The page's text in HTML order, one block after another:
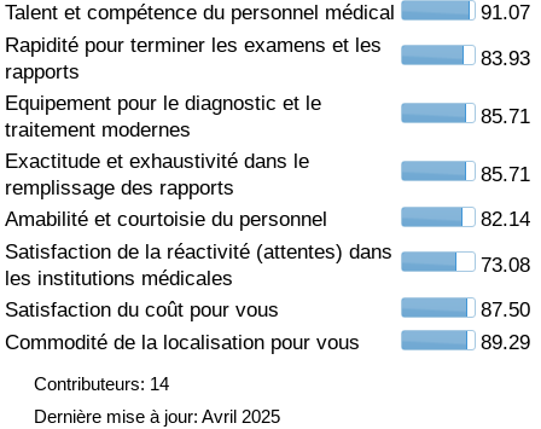
Talent et compétence du personnel médical
91.07
Rapidité pour terminer les examens et les
rapports
83.93
Equipement pour le diagnostic et le
traitement modernes
85.71
Exactitude et exhaustivité dans le
remplissage des rapports
85.71
Amabilité et courtoisie du personnel
82.14
Satisfaction de la réactivité (attentes) dans
les institutions médicales
73.08
Satisfaction du coût pour vous
87.50
Commodité de la localisation pour vous
89.29
Contributeurs: 14
Dernière mise à jour: Avril 2025
Indice de Criminalité
Indice de criminalité par pays
Soins de santé
Indice des soins de santé (Actuel)
Indice des soins de santé
Indice des soins de santé par Pays
Pollution